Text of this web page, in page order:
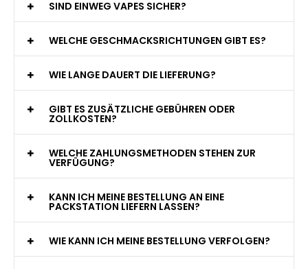
SIND EINWEG VAPES SICHER?
WELCHE GESCHMACKSRICHTUNGEN GIBT ES?
WIE LANGE DAUERT DIE LIEFERUNG?
GIBT ES ZUSÄTZLICHE GEBÜHREN ODER
ZOLLKOSTEN?
WELCHE ZAHLUNGSMETHODEN STEHEN ZUR
VERFÜGUNG?
KANN ICH MEINE BESTELLUNG AN EINE
PACKSTATION LIEFERN LASSEN?
WIE KANN ICH MEINE BESTELLUNG VERFOLGEN?